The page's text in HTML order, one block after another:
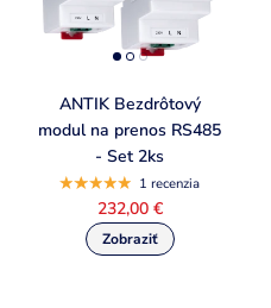
ANTIK Bezdrôtový
modul na prenos RS485
- Set 2ks
1 recenzia
232,00 €